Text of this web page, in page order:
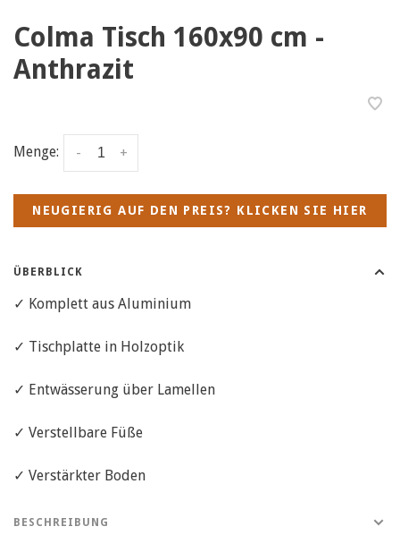
Colma Tisch 160x90 cm -
Anthrazit
Menge: +
-
NEUGIERIG AUF DEN PREIS? KLICKEN SIE HIER
ÜBERBLICK
✓ Komplett aus Aluminium
✓ Tischplatte in Holzoptik
✓ Entwässerung über Lamellen
✓ Verstellbare Füße
✓ Verstärkter Boden
BESCHREIBUNG